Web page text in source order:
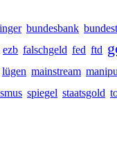
bundesbank
ezb falschgeld fed ftd
lügen mainstream
spiegel staatsgold